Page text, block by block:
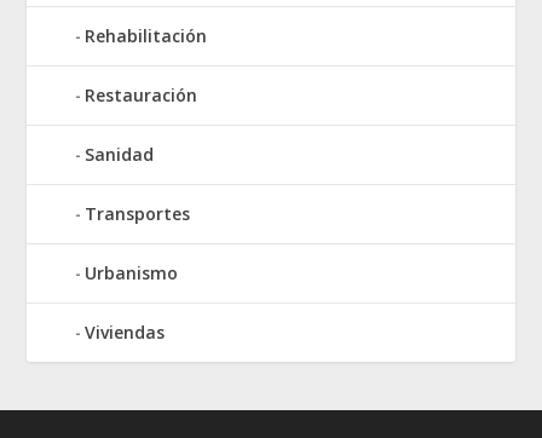
Rehabilitación
Restauración
Sanidad
Transportes
Urbanismo
Viviendas